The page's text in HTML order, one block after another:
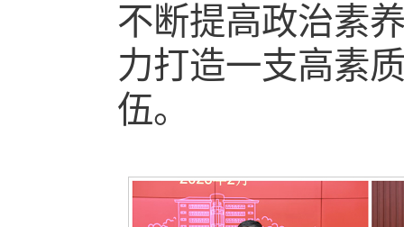
不断提高政治素
力打造一支高素
伍。